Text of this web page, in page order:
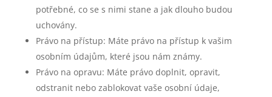
potřebné, co se s nimi stane a jak dlouho budou
uchovány.
Právo na přístup: Máte právo na přístup k vašim
osobním údajům, které jsou nám známy.
Právo na opravu: Máte právo doplnit, opravit,
odstranit nebo zablokovat vaše osobní údaje,